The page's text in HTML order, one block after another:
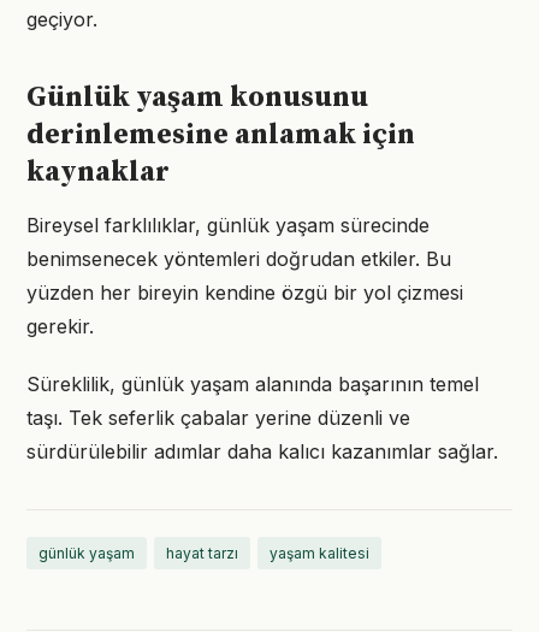
geçiyor.
Günlük yaşam konusunu
derinlemesine anlamak için
kaynaklar
Bireysel farklılıklar, günlük yaşam sürecinde
benimsenecek yöntemleri doğrudan etkiler. Bu
yüzden her bireyin kendine özgü bir yol çizmesi
gerekir.
Süreklilik, günlük yaşam alanında başarının temel
taşı. Tek seferlik çabalar yerine düzenli ve
sürdürülebilir adımlar daha kalıcı kazanımlar sağlar.
günlük yaşam hayat tarzı yaşam kalitesi